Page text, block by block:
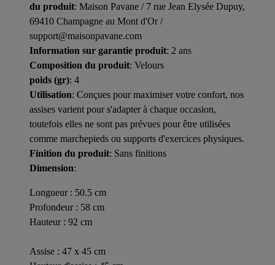
du produit: Maison Pavane / 7 rue Jean Elysée Dupuy,
69410 Champagne au Mont d'Or /
support@maisonpavane.com
Information sur garantie produit: 2 ans
Composition du produit: Velours
poids (gr): 4
Utilisation: Conçues pour maximiser votre confort, nos
assises varient pour s'adapter à chaque occasion,
toutefois elles ne sont pas prévues pour être utilisées
comme marchepieds ou supports d'exercices physiques.
Finition du produit: Sans finitions
Dimension:
Longueur : 50.5 cm
Profondeur : 58 cm
Hauteur : 92 cm
Assise : 47 x 45 cm